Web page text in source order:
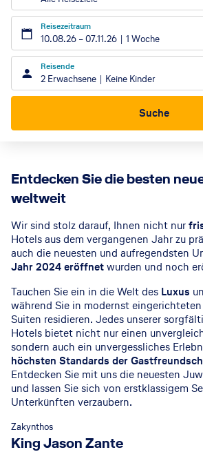
Reisezeitraum
10.08.26 –07.11.26 1 Woche
Reisende
2 Erwachsene Keine Kinder
Suche
Entdecken Sie die besten
weltweit
Wir sind stolz darauf, Ihnen nicht nur
Hotels aus dem vergangenen Jahr zu
auch die neuesten und aufregendsten
Jahr 2024eröffnetwurden und noch
Tauchen Sie ein in die Welt des Luxus
während Sie in modernst
Suiten residieren. Jedes unserer
Hotels bietet nicht nur einen
sondern auch ein unvergessliches
höchsten Standards der
Entdecken Sie mit uns die neuesten
und lassen Sie sich von erstklassigem
Unterkünften verzaubern.
Zakynthos
King Jason Zante